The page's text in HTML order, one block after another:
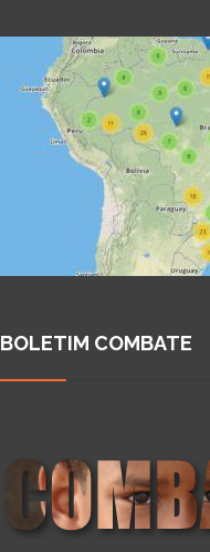
BOLETIM COMBATE